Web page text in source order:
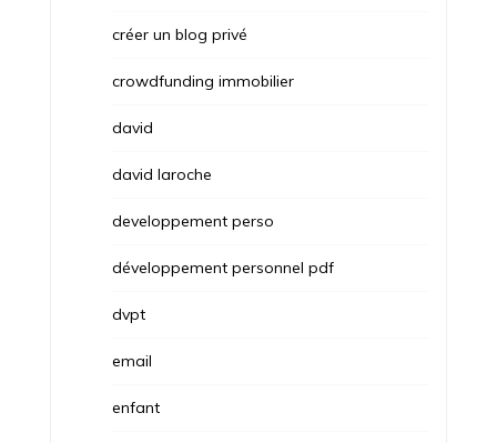
créer un blog privé
crowdfunding immobilier
david
david laroche
developpement perso
développement personnel pdf
dvpt
email
enfant